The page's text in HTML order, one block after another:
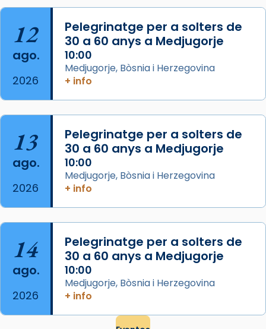
Acompanyant la història de sant Cugat, a
partir de l’Edat Mitjana sorgeix la tradició
que les santes Juliana (“relatiu a Júlia”) i
Semproniana (“relatiu a Semprònia =
eterna”) són deixebles seves. I l’any 1667, el
... Ver más
View on Facebook · Share
12
ago.
2026
Pelegrinatge per a solters de
30 a 60 anys a Medjugorje
10:00
Medjugorje, Bòsnia i Herzegovina
+ info
13
ago.
2026
Pelegrinatge per a solters de
30 a 60 anys a Medjugorje
10:00
Medjugorje, Bòsnia i Herzegovina
+ info
14
ago.
2026
Pelegrinatge per a solters de
30 a 60 anys a Medjugorje
10:00
Medjugorje, Bòsnia i Herzegovina
+ info